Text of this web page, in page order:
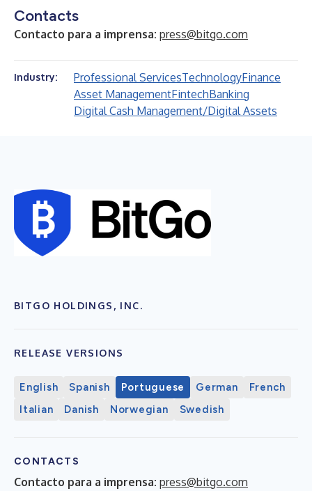
Contacts
Contacto para a imprensa: press@bitgo.com
Industry: Professional ServicesTechnologyFinance
Asset ManagementFintechBanking
Digital Cash Management/Digital Assets
BITGO HOLDINGS, INC.
RELEASE VERSIONS
English Spanish Portuguese German
French
Italian
Danish Norwegian Swedish
CONTACTS
Contacto para a imprensa: press@bitgo.com